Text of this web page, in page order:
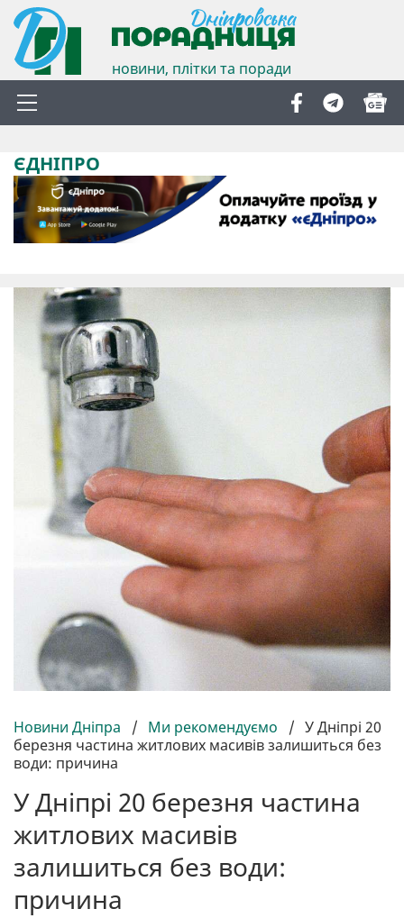
новини, плітки та поради
ЄДНІПРО
Новини Дніпра / Ми рекомендуємо / У Дніпрі 20
березня частина житлових масивів залишиться без
води: причина
У Дніпрі 20 березня частина
житлових масивів
залишиться без води:
причина